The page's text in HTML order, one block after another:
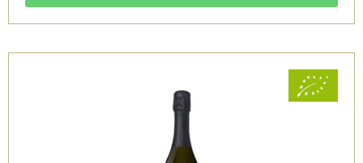
-
Pietro